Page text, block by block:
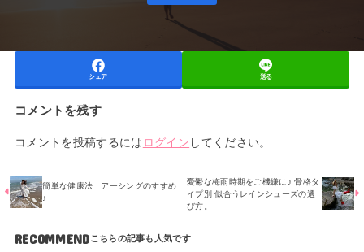
シェア 送る
コメントを残す
コメントを投稿するには ログイン してください。
簡単な健康法 アーシングのすすめ
♪
憂鬱な梅雨時期をご機嫌に♪ 骨格タ
イプ別 似合うレインシューズの選
び方。
RECOMMEND